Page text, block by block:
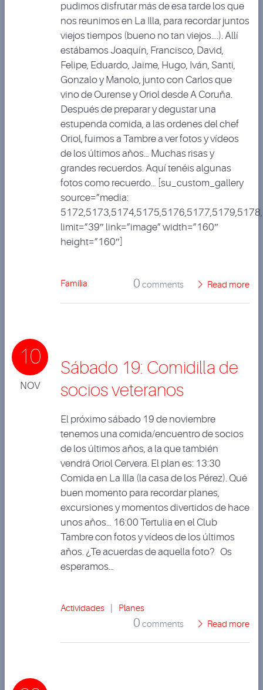
pudimos disfrutar más de esa tarde los que
nos reunimos en La Illa, para recordar juntos
viejos tiempos (bueno no tan viejos….). Allí
estábamos Joaquín, Francisco, David,
Felipe, Eduardo, Jaime, Hugo, Iván, Santi,
Gonzalo y Manolo, junto con Carlos que
vino de Ourense y Oriol desde A Coruña.
Después de preparar y degustar una
estupenda comida, a las ordenes del chef
Oriol, fuimos a Tambre a ver fotos y vídeos
de los últimos años… Muchas risas y
grandes recuerdos. Aquí tenéis algunas
fotos como recuerdo… [su_custom_gallery
source=”media:
limit=”39″ link=”image” width=”160″
height=”160″]
Familia 0 comments Read more
10
NOV
Sábado 19: Comidilla de
socios veteranos
El próximo sábado 19 de noviembre
tenemos una comida/encuentro de socios
de los últimos años, a la que también
vendrá Oriol Cervera. El plan es: 13:30
Comida en La Illa (la casa de los Pérez). Qué
buen momento para recordar planes,
excursiones y momentos divertidos de hace
unos años… 16:00 Tertulia en el Club
Tambre con fotos y vídeos de los últimos
años. ¿Te acuerdas de aquella foto? Os
esperamos…
Actividades Planes
0 comments Read more